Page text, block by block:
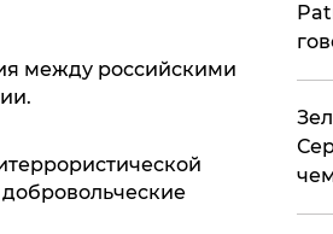
между российскими